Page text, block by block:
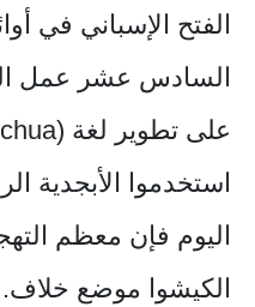
الفتح الإسباني في
السادس عشر عمل
استخدموا الأبجدية
اليوم فإن معظم
الكيشوا موضع خلاف.